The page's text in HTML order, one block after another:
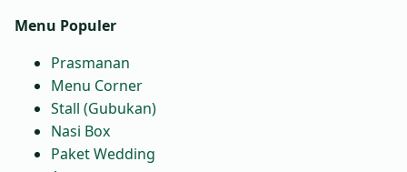
Menu Populer
Prasmanan
Menu Corner
Stall (Gubukan)
Nasi Box
Paket Wedding